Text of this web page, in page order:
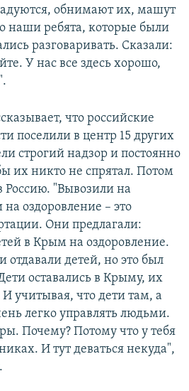
обнимают их, машут
наши ребята, которые были
разговаривать. Сказали:
У нас все здесь хорошо,
что российские
поселили в центр 15 других
строгий надзор и постоянно
их никто не спрятал. Потом
Россию. "Вывозили на
оздоровление – это
Они предлагали:
в Крым на оздоровление.
детей, но это был
оставались в Крыму, их
учитывая, что дети там, а
легко управлять людьми.
Почему? Потому что у тебя
И тут деваться некуда",